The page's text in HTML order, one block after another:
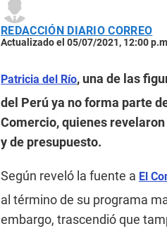
REDACCIÓN DIARIO CORREO
Actualizado el 05/07/2021, 12:00
Patricia del Río, una de las
del Perú ya no forma parte
Comercio, quienes
y de presupuesto.
Según reveló la fuente a El
al término de su programa
embargo, trascendió que